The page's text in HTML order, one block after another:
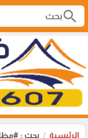
search
الرئيسية بحث :